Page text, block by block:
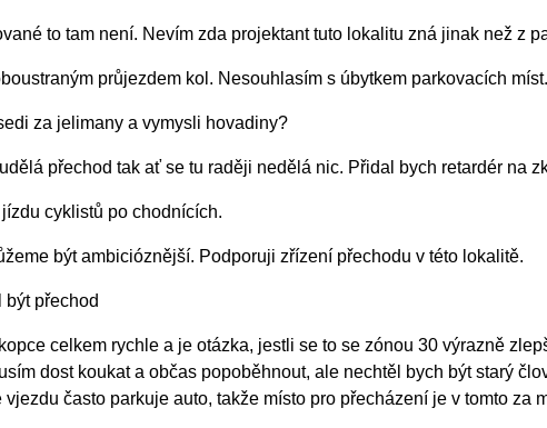
to tam není. Nevím zda projektant tuto lokalitu zná jinak než z
průjezdem kol. Nesouhlasím s úbytkem parkovacích míst.
za jelimany a vymysli hovadiny?
přechod tak ať se tu raději nedělá nic. Přidal bych retardér na
cyklistů po chodnících.
být ambicióznější. Podporuji zřízení přechodu v této lokalitě.
přechod
celkem rychle a je otázka, jestli se to se zónou 30 výrazně
dost koukat a občas popoběhnout, ale nechtěl bych být starý
často parkuje auto, takže místo pro přecházení je v tomto za